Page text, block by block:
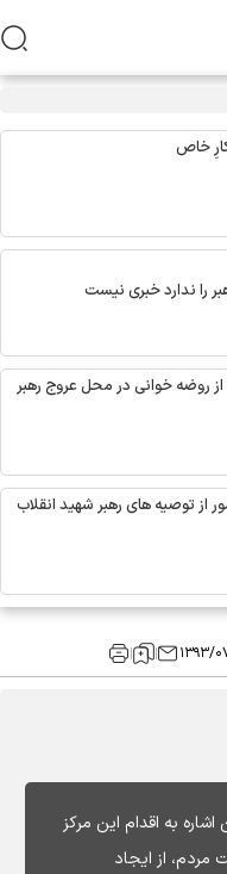
در جوار محل شهادت
را ندارد خبری نیست
خوانی در محل عروج رهبر
توصیه های رهبر شهید انقلاب
۱۶
به اقدام این مرکز
از ایجاد